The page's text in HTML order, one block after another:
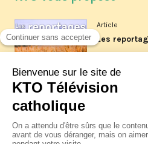
Article
Les
Article
La visite
XIV à
Article